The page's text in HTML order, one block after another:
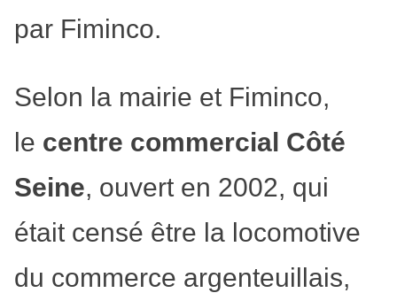
par Fiminco.
Selon la mairie et Fiminco,
le centre commercial Côté
Seine, ouvert en 2002, qui
était censé être la locomotive
du commerce argenteuillais,